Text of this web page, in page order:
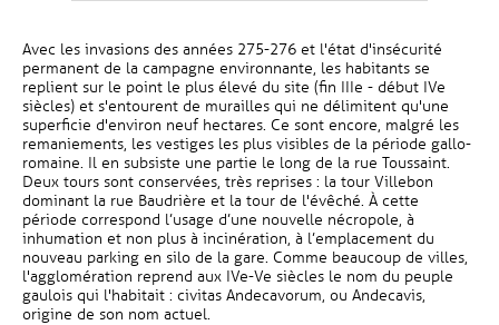
Avec les invasions des années 275-276 et l'état d'insécurité
permanent de la campagne environnante, les habitants se
replient sur le point le plus élevé du site (fin IIIe - début IVe
siècles) et s'entourent de murailles qui ne délimitent qu'une
superficie d'environ neuf hectares. Ce sont encore, malgré les
remaniements, les vestiges les plus visibles de la période gallo-
romaine. Il en subsiste une partie le long de la rue Toussaint.
Deux tours sont conservées, très reprises : la tour Villebon
dominant la rue Baudrière et la tour de l'évêché. À cette
période correspond l’usage d’une nouvelle nécropole, à
inhumation et non plus à incinération, à l’emplacement du
nouveau parking en silo de la gare. Comme beaucoup de villes,
l'agglomération reprend aux IVe-Ve siècles le nom du peuple
gaulois qui l'habitait : civitas Andecavorum, ou Andecavis,
origine de son nom actuel.